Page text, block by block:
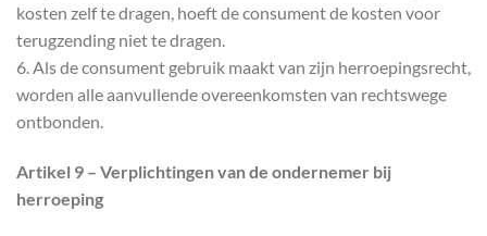
kosten zelf te dragen, hoeft de consument de kosten voor
terugzending niet te dragen.
6. Als de consument gebruik maakt van zijn herroepingsrecht,
worden alle aanvullende overeenkomsten van rechtswege
ontbonden.
Artikel 9 – Verplichtingen van de ondernemer bij
herroeping